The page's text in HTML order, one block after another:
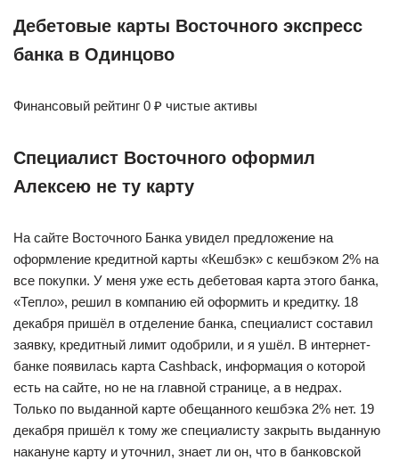
Дебетовые карты Восточного экспресс
банка в Одинцово
Финансовый рейтинг 0 ₽ чистые активы
Специалист Восточного оформил
Алексею не ту карту
На сайте Восточного Банка увидел предложение на
оформление кредитной карты «Кешбэк» с кешбэком 2% на
все покупки. У меня уже есть дебетовая карта этого банка,
«Тепло», решил в компанию ей оформить и кредитку. 18
декабря пришёл в отделение банка, специалист составил
заявку, кредитный лимит одобрили, и я ушёл. В интернет-
банке появилась карта Cashback, информация о которой
есть на сайте, но не на главной странице, а в недрах.
Только по выданной карте обещанного кешбэка 2% нет. 19
декабря пришёл к тому же специалисту закрыть выданную
накануне карту и уточнил, знает ли он, что в банковской